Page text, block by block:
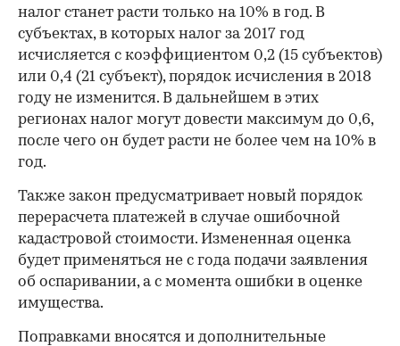
налог станет расти только на 10% в год. В
субъектах, в которых налог за 2017 год
исчисляется с коэффициентом 0,2 (15 субъектов)
или 0,4 (21 субъект), порядок исчисления в 2018
году не изменится. В дальнейшем в этих
регионах налог могут довести максимум до 0,6,
после чего он будет расти не более чем на 10% в
год.
Также закон предусматривает новый порядок
перерасчета платежей в случае ошибочной
кадастровой стоимости. Измененная оценка
будет применяться не с года подачи заявления
об оспаривании, а с момента ошибки в оценке
имущества.
Поправками вносятся и дополнительные